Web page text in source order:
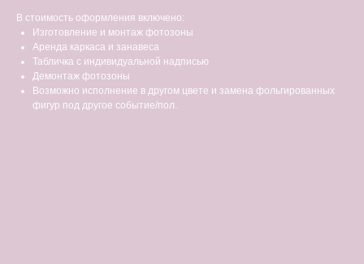
В стоимость оформления включено:
Изготовление и монтаж фотозоны
Аренда каркаса и занавеса
Табличка с индивидуальной надписью
Демонтаж фотозоны
Возможно исполнение в другом цвете и замена фольгированных
фигур под другое событие/пол.